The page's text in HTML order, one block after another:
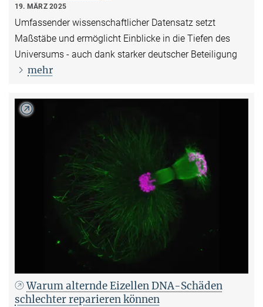
19. MÄRZ 2025
Umfassender wissenschaftlicher Datensatz setzt
Maßstäbe und ermöglicht Einblicke in die Tiefen des
Universums - auch dank starker deutscher Beteiligung
mehr
Warum alternde Eizellen DNA-Schäden
schlechter reparieren können